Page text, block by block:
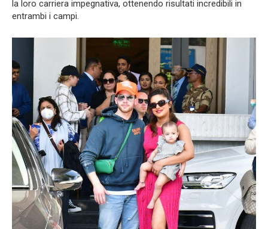
la loro carriera impegnativa, ottenendo risultati incredibili in
entrambi i campi.